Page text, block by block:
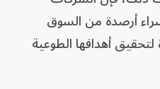
أرصدة من السوق
أهدافها الطوعية